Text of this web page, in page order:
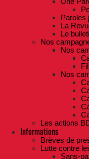
Paroles
La
Le
Nos
Nos
Nos
Les actions
Informations
Brèves de
Lutte contre
Sans-